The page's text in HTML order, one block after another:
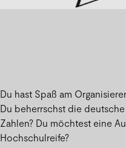
Du hast Spaß am
Du beherrschst die
Zahlen? Du möchtest eine
Hochschulreife?